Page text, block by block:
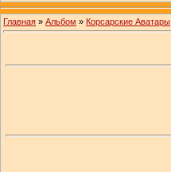
Главная » Альбом » Корсарские Аватары